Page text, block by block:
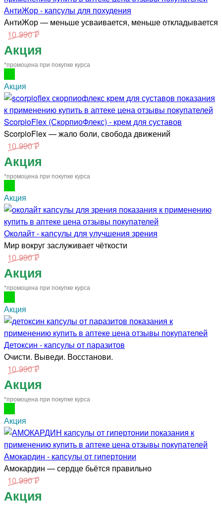
АнтиЖор - капсулы для похудения
АнтиЖор — меньше усваивается, меньше откладывается
10 990 ₽
Акция
*промоцена при покупке курса
Акция
ScorpioFlex (СкорпиоФлекс) - крем для суставов
ScorpioFlex — жало боли, свобода движений
10 990 ₽
Акция
*промоцена при покупке курса
Акция
Околайт - капсулы для улучшения зрения
Мир вокруг заслуживает чёткости
10 990 ₽
Акция
*промоцена при покупке курса
Акция
Детоксин - капсулы от паразитов
Очисти. Выведи. Восстанови.
10 990 ₽
Акция
*промоцена при покупке курса
Акция
Амокардин - капсулы от гипертонии
Амокардин — сердце бьётся правильно
10 990 ₽
Акция